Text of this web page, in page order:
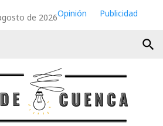
de 2026Opinión
Publicidad
search